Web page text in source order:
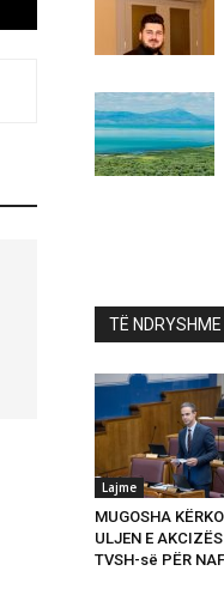
TË NDRYSHME
Lajme
MUGOSHA
ULJEN E
TVSH-së PËR